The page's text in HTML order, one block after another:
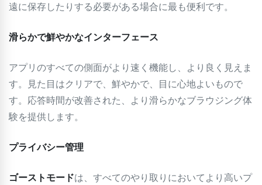
遠に保存したりする必要がある場合に最も便利です。
滑らかで鮮やかなインターフェース
アプリのすべての側面がより速く機能し、より良く見えま
す。見た目はクリアで、鮮やかで、目に心地よいもので
す。応答時間が改善された、より滑らかなブラウジング体
験を提供します。
プライバシー管理
ゴーストモードは、すべてのやり取りにおいてより高いプ